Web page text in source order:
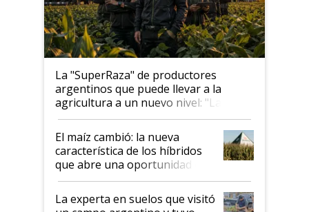
La "SuperRaza" de productores
argentinos que puede llevar a la
agricultura a un nuevo nivel: "Las
posibilidades de crecimiento son
infinitas"
El maíz cambió: la nueva
característica de los híbridos
que abre una oportunidad en
el lote
La experta en suelos que visitó